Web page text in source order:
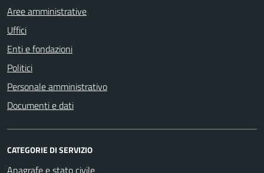
Aree amministrative
Uffici
Enti e fondazioni
Politici
Personale amministrativo
Documenti e dati
CATEGORIE DI SERVIZIO
Anagrafe e stato civile